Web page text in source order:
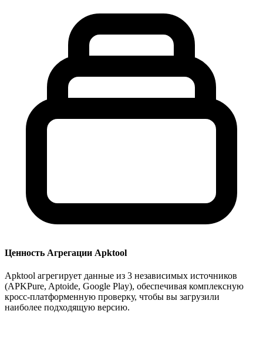
Ценность Агрегации Apktool
Apktool агрегирует данные из 3 независимых источников
(APKPure, Aptoide, Google Play), обеспечивая комплексную
кросс-платформенную проверку, чтобы вы загрузили
наиболее подходящую версию.